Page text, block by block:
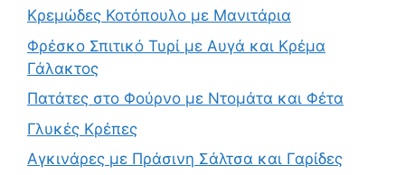
Κρεμώδες Κοτόπουλο με Μανιτάρια
Φρέσκο Σπιτικό Τυρί με Αυγά και Κρέμα
Γάλακτος
Πατάτες στο Φούρνο με Ντομάτα και Φέτα
Γλυκές Κρέπες
Αγκινάρες με Πράσινη Σάλτσα και Γαρίδες